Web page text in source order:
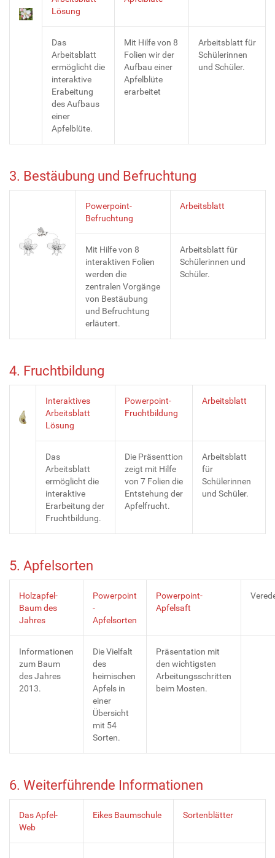
Lösung
Das
Arbeitsblatt
ermöglicht die
interaktive
Erabeitung
des Aufbaus
einer
Apfelblüte.
Mit Hilfe von 8
Folien wir der
Aufbau einer
Apfelblüte
erarbeitet
Arbeitsblatt für
Schülerinnen
und Schüler.
3. Bestäubung und Befruchtung
Powerpoint-
Befruchtung
Arbeitsblatt
Mit Hilfe von 8
interaktiven Folien
werden die
zentralen Vorgänge
von Bestäubung
und Befruchtung
erläutert.
Arbeitsblatt für
Schülerinnen und
Schüler.
4. Fruchtbildung
Interaktives
Arbeitsblatt
Lösung
Powerpoint-
Fruchtbildung
Arbeitsblatt
Das
Arbeitsblatt
ermöglicht die
interaktive
Erarbeitung der
Fruchtbildung.
Die Präsenttion
zeigt mit Hilfe
von 7 Folien die
Entstehung der
Apfelfrucht.
Arbeitsblatt
für
Schülerinnen
und Schüler.
5. Apfelsorten
Holzapfel-
Baum des
Jahres
Powerpoint
-
Apfelsorten
Powerpoint-
Apfelsaft
Informationen
zum Baum
des Jahres
2013.
Die Vielfalt
des
heimischen
Apfels in
einer
Übersicht
mit 54
Sorten.
Präsentation mit
den wichtigsten
Arbeitungsschritten
beim Mosten.
6. Weiterführende Informationen
Das Apfel-
Web
Eikes Baumschule Sortenblätter